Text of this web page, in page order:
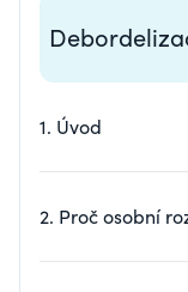
1. Úvod
2. Proč osobní